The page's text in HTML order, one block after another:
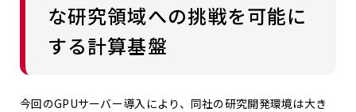
な研究領域への挑戦を可能に
する計算基盤
今回のGPUサーバー導入により、同社の研究開発環境は大き